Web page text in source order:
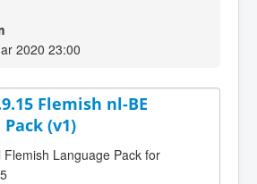
2020 23:00
Flemish nl-BE
(v1)
Language Pack for